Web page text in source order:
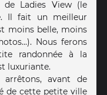
Ladies View (le
Il fait un meilleur
moins belle, moins
Nous ferons
randonnée à la
luxuriante.
avant de
de cette petite ville